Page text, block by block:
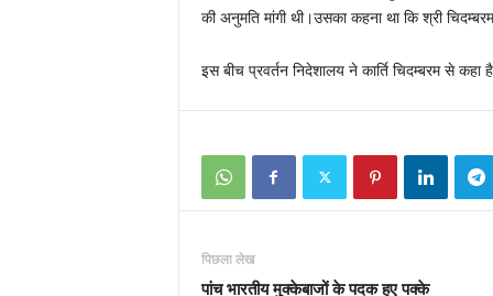
की अनुमति मांगी थी।उसका कहना था कि श्री
इस बीच प्रवर्तन निदेशालय ने कार्ति चिदम्‍बरम से
पिछला लेख
पांच भारतीय मुक्केबाजों के पदक हुए पक्के